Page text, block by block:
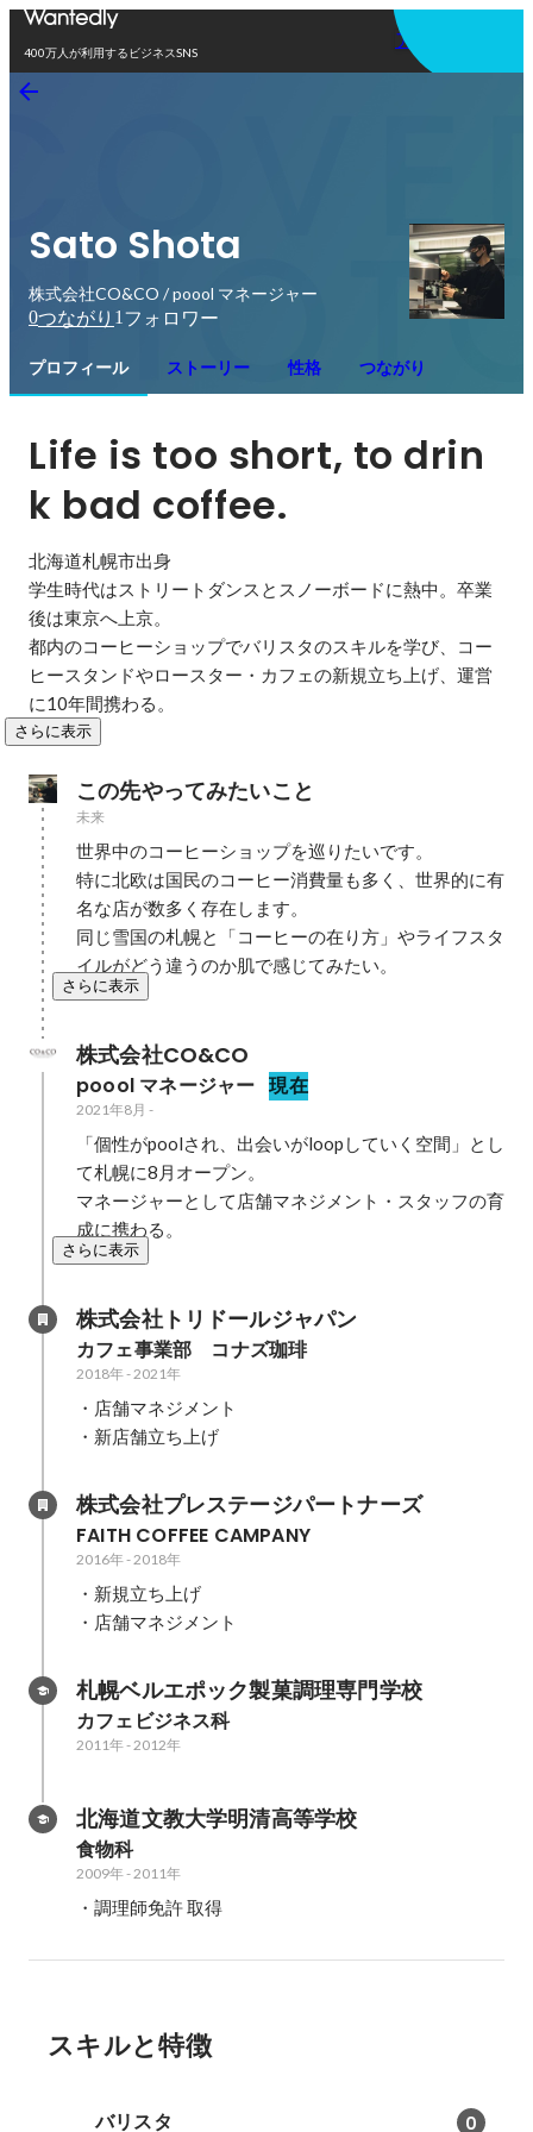
400万人が利用するビジネスSNS
アプリを使う
Sato Shota
株式会社CO&CO / poool マネージャー
0つながり 1 フォロワー
プロフィール ストーリー 性格 つながり
Life is too short, to drin
k bad coffee.
北海道札幌市出身
学生時代はストリートダンスとスノーボードに熱中。卒業
後は東京へ上京。
都内のコーヒーショップでバリスタのスキルを学び、コー
ヒースタンドやロースター・カフェの新規立ち上げ、運営
に10年間携わる。
さらに表示
この先やってみたいこと
未来
世界中のコーヒーショップを巡りたいです。
特に北欧は国民のコーヒー消費量も多く、世界的に有
名な店が数多く存在します。
同じ雪国の札幌と「コーヒーの在り方」やライフスタ
イルがどう違うのか肌で感じてみたい。
さらに表示
株式会社CO&CO
poool マネージャー 現在
2021年8月 -
「個性がpoolされ、出会いがloopしていく空間」とし
て札幌に8月オープン。
マネージャーとして店舗マネジメント・スタッフの育
成に携わる。
さらに表示
株式会社トリドールジャパン
カフェ事業部　コナズ珈琲
2018年-2021年
・店舗マネジメント
株式会社プレステージパートナーズ
FAITH COFFEE CAMPANY
2016年-2018年
・新規立ち上げ
・店舗マネジメント
札幌ベルエポック製菓調理専門学校
カフェビジネス科
2011年-2012年
北海道文教大学明清高等学校
食物科
2009年-2011年
・調理師免許 取得
スキルと特徴
バリスタ 0